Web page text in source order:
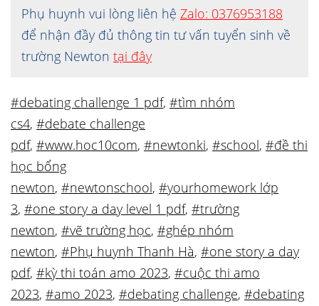
Phụ huynh vui lòng liên hệ Zalo: 0376953188
để nhận đầy đủ thông tin tư vấn tuyển sinh về
trường Newton tại đây
#debating challenge 1 pdf, #tìm nhóm
cs4, #debate challenge
pdf, #www.hoc10com, #newtonki, #school, #đề thi
học bổng
newton, #newtonschool, #yourhomework lớp
3, #one story a day level 1 pdf, #trường
newton, #vẽ trường học, #ghép nhóm
newton, #Phụ huynh Thanh Hà, #one story a day
pdf, #kỳ thi toán amo 2023, #cuộc thi amo
2023, #amo 2023, #debating challenge, #debating